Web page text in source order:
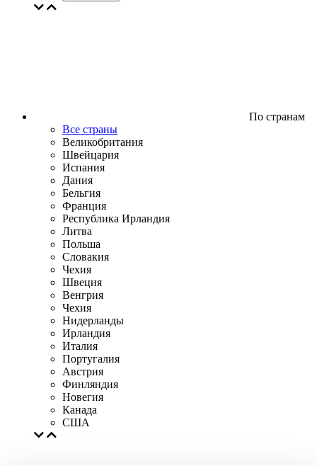
По странам
Все страны
Великобритания
Швейцария
Испания
Дания
Бельгия
Франция
Республика Ирландия
Литва
Польша
Словакия
Чехия
Швеция
Венгрия
Чехия
Нидерланды
Ирландия
Италия
Португалия
Австрия
Финляндия
Новегия
Канада
США